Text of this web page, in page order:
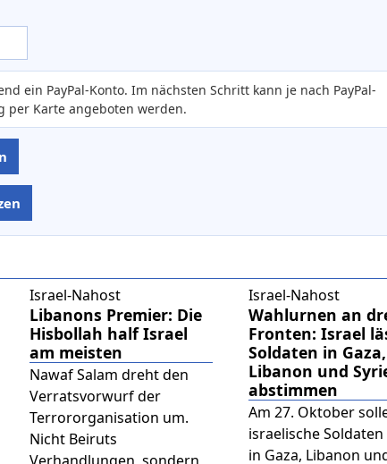
ein PayPal-Konto. Im nächsten Schritt kann je nach PayPal-
per Karte angeboten werden.
Israel-Nahost
Libanons Premier: Die
Hisbollah half Israel
am meisten
Nawaf Salam dreht den
Verratsvorwurf der
Terrororganisation um.
Nicht Beiruts
Israel-Nahost
Wahlurnen an
Fronten: Israel
Soldaten in Gaza,
Libanon und
abstimmen
Am 27. Oktober
israelische Soldaten
in Gaza, Libanon